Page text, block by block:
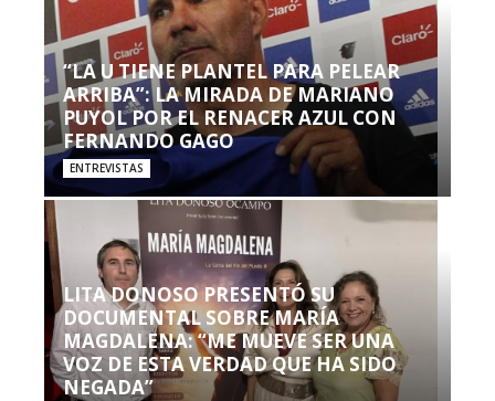
“LA U TIENE PLANTEL PARA PELEAR
ARRIBA”: LA MIRADA DE MARIANO
PUYOL POR EL RENACER AZUL CON
FERNANDO GAGO
ENTREVISTAS
LITA DONOSO PRESENTÓ SU
DOCUMENTAL SOBRE MARÍA
MAGDALENA: “ME MUEVE SER UNA
VOZ DE ESTA VERDAD QUE HA SIDO
NEGADA”